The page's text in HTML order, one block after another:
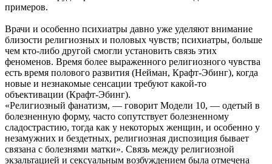
примеров.
Врачи и особенно психиатры давно уже уделяют внимание
близости религиозных и половых чувств; психиатры, больше
чем кто-либо другой смогли установить связь этих
феноменов. Время более выраженного религиозного чувства
есть время полового развития (Нейман, Крафт-Эбинг), когда
новые и незнакомые сенсации требуют какой-то
объективации (Крафт-Эбинг).
«Религиозный фанатизм, — говорит Модели 10, — одетый в
болезненную форму, часто сопутствует болезненному
сладострастию, тогда как у некоторых женщин, и особенно у
незамужних и бездетных, религиозная диспозиция бывает
связана с болезнями матки». Связь между религиозной
экзальтацией и сексуальным возбуждением была отмечена